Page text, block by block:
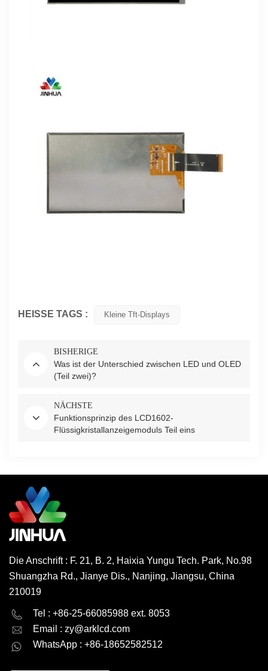
HEISSE TAGS : Kleine Tft-Displays
BISHERIGE
Was ist der Unterschied zwischen LED und OLED
(Teil zwei)?
NÄCHSTE
Funktionsprinzip des LCD1602-
Flüssigkristallanzeigemoduls Teil eins
Die Anschrift : F. 21, B. 2, Haixia Yungu Tech. Park, No.98
Shuangzha Rd., Jianye Dis., Nanjing, Jiangsu, China
210019
Tel : +86-25-66085988 ext. 8053
Email : zy@arklcd.com
WhatsApp : +86-18652582512
English Deutsch
русский español
العربية